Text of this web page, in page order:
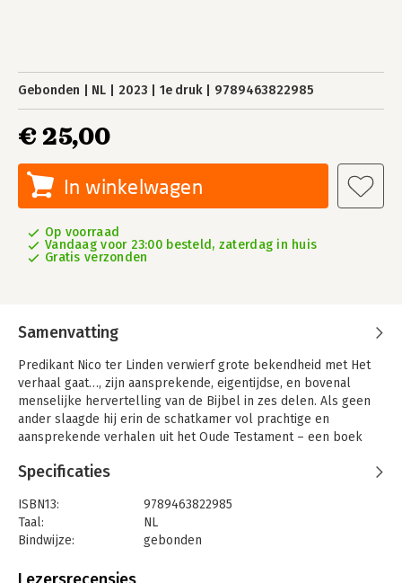
Gebonden NL 2023 1e druk 9789463822985
€ 25,00
In winkelwagen
Op voorraad
Vandaag voor 23:00 besteld, zaterdag in huis
Gratis verzonden
Samenvatting
Predikant Nico ter Linden verwierf grote bekendheid met Het
verhaal gaat…, zijn aansprekende, eigentijdse, en bovenal
menselijke hervertelling van de Bijbel in zes delen. Als geen
ander slaagde hij erin de schatkamer vol prachtige en
aansprekende verhalen uit het Oude Testament – een boek
met mensen die in raadselen spreken, of in onaanvaardbare
Abraham, Jakob, Sara, Isaac, Mozes, Jesaja: wie waren dat ook
weer, wat deden ze en wat dachten ze? Waarom offerde
terechtkwam in Egypte? Hoe moeten we de gebeurtenissen in
Specificaties
ISBN13:
9789463822985
Taal:
NL
Bindwijze:
gebonden
Uitgever: